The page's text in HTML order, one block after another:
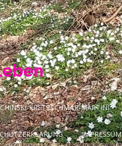
KRETZSCHMAR-MARTINI
IMPRESSUM